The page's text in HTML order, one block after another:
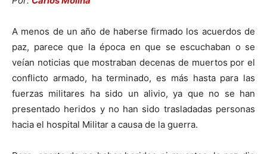
A menos de un año de haberse firmado los acuerdos de
paz, parece que la época en que se escuchaban o se
veían noticias que mostraban decenas de muertos por el
conflicto armado, ha terminado, es más hasta para las
fuerzas militares ha sido un alivio, ya que no se han
presentado heridos y no han sido trasladadas personas
hacia el hospital Militar a causa de la guerra.